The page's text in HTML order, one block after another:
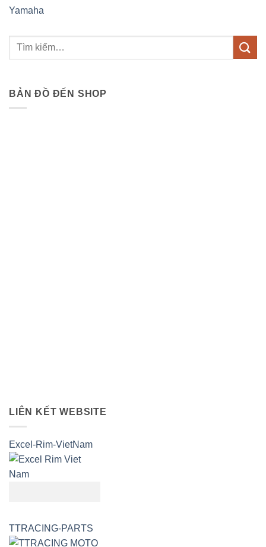
Yamaha
BẢN ĐỒ ĐẾN SHOP
LIÊN KẾT WEBSITE
Excel-Rim-VietNam
TTRACING-PARTS